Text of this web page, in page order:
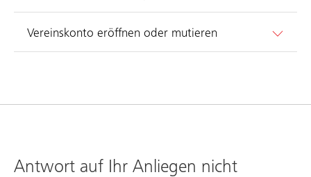
Vereinskonto eröffnen oder mutieren
Antwort auf Ihr Anliegen nicht